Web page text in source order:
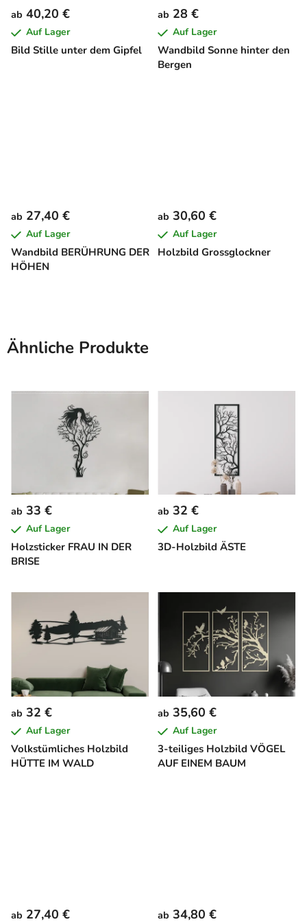
Bild Stille unter dem Gipfel
ab 40,20 €
Auf Lager
Wandbild Sonne hinter den
Bergen
ab 28 €
Auf Lager
Wandbild BERÜHRUNG DER
HÖHEN
ab 27,40 €
Auf Lager
Holzbild Grossglockner
ab 30,60 €
Auf Lager
Ähnliche Produkte
Holzsticker FRAU IN DER
BRISE
ab 33 €
Auf Lager
3D-Holzbild ÄSTE
ab 32 €
Auf Lager
Volkstümliches Holzbild
HÜTTE IM WALD
ab 32 €
Auf Lager
3-teiliges Holzbild VÖGEL
AUF EINEM BAUM
ab 35,60 €
Auf Lager
ab 27,40 € ab 34,80 €